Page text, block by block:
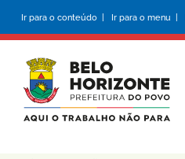
conteúdo
principal
Ir para o conteúdo | Ir para o menu |